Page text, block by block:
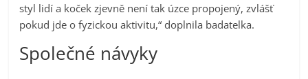
styl lidí a koček zjevně není tak úzce propojený, zvlášť
pokud jde o fyzickou aktivitu,“ doplnila badatelka.
Společné návyky